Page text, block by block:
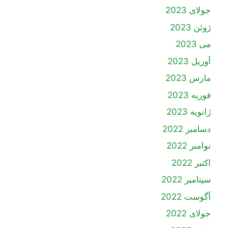
جولای 2023
ژوئن 2023
می 2023
آوریل 2023
مارس 2023
فوریه 2023
ژانویه 2023
دسامبر 2022
نوامبر 2022
اکتبر 2022
سپتامبر 2022
آگوست 2022
جولای 2022